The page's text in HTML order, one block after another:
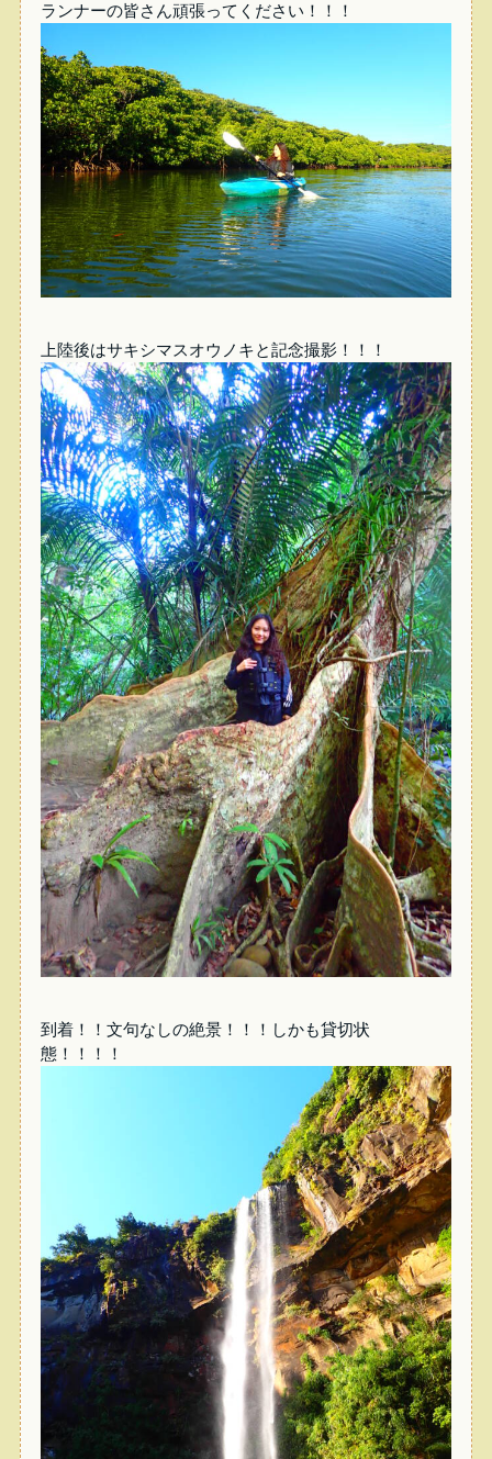
ランナーの皆さん頑張ってください！！！
上陸後はサキシマスオウノキと記念撮影！！！
到着！！文句なしの絶景！！！しかも貸切状
態！！！！